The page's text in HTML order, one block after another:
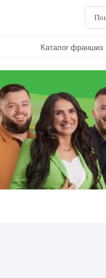
Каталог франшиз